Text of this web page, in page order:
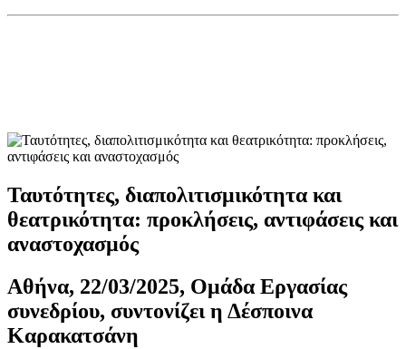
Ταυτότητες, διαπολιτισμικότητα και
θεατρικότητα: προκλήσεις, αντιφάσεις και
αναστοχασμός
Αθήνα, 22/03/2025, Ομάδα Εργασίας
συνεδρίου, συντονίζει η Δέσποινα
Καρακατσάνη